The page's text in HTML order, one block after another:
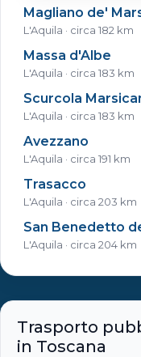
Magliano de'
L'Aquila · circa 182 km
Massa d'Albe
L'Aquila · circa 183 km
Scurcola
L'Aquila · circa 183 km
Avezzano
L'Aquila · circa 191 km
Trasacco
L'Aquila · circa 203 km
San Benedetto
L'Aquila · circa 204 km
Trasporto
in Toscana